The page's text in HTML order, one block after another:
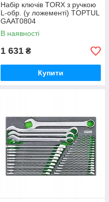
Набір ключів TORX з ручкою
L-обр. (у ложементі) TOPTUL
GAAT0804
В наявності
1 631 ₴
Купити